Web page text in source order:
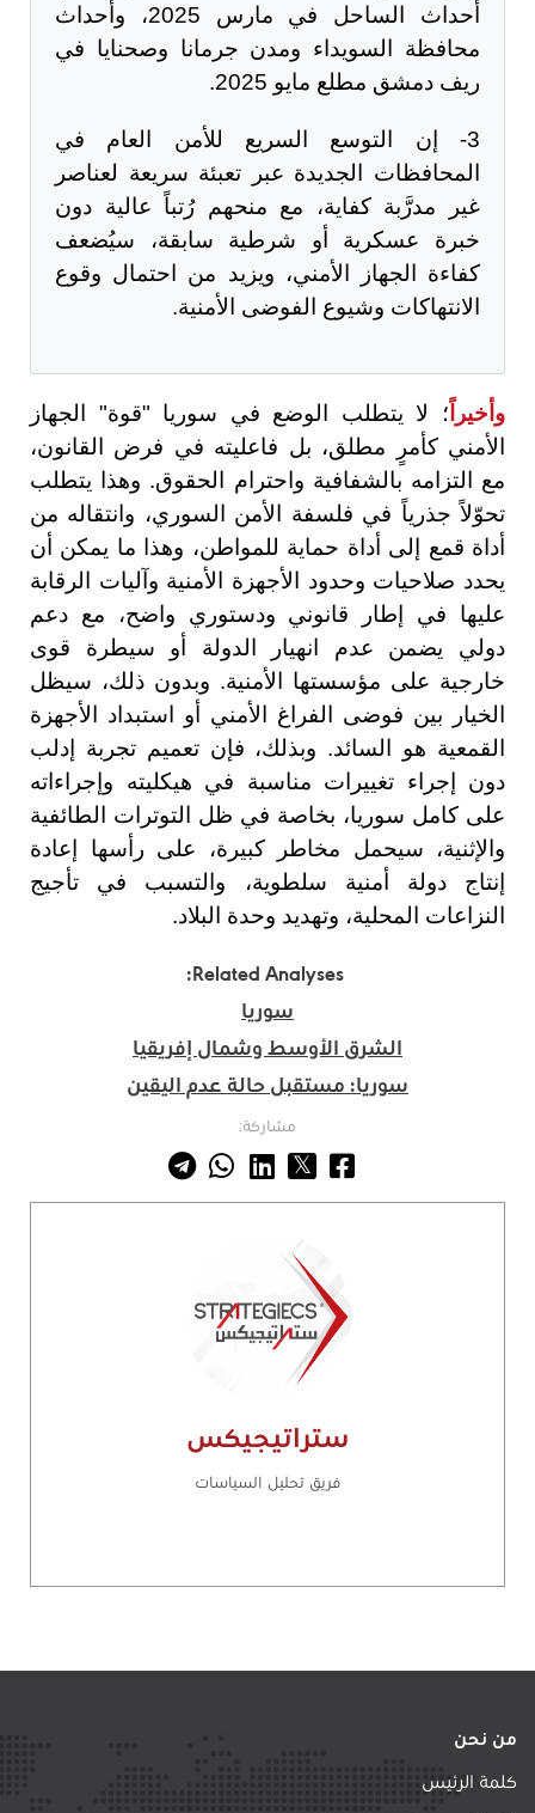
أحداث الساحل في مارس 2025، وأحداث
محافظة السويداء ومدن جرمانا وصحنايا في
ريف دمشق مطلع مايو 2025.
3- إن التوسع السريع للأمن العام في
المحافظات الجديدة عبر تعبئة سريعة لعناصر
غير مدرَّبة كفاية، مع منحهم رُتباً عالية دون
خبرة عسكرية أو شرطية سابقة، سيُضعف
كفاءة الجهاز الأمني، ويزيد من احتمال وقوع
الانتهاكات وشيوع الفوضى الأمنية.
وأخيراً ؛ لا يتطلب الوضع في سوريا "قوة" الجهاز
الأمني كأمرٍ مطلق، بل فاعليته في فرض القانون،
مع التزامه بالشفافية واحترام الحقوق. وهذا يتطلب
تحوّلاً جذرياً في فلسفة الأمن السوري، وانتقاله من
أداة قمع إلى أداة حماية للمواطن، وهذا ما يمكن أن
يحدد صلاحيات وحدود الأجهزة الأمنية وآليات الرقابة
عليها في إطار قانوني ودستوري واضح، مع دعم
دولي يضمن عدم انهيار الدولة أو سيطرة قوى
خارجية على مؤسستها الأمنية. وبدون ذلك، سيظل
الخيار بين فوضى الفراغ الأمني أو استبداد الأجهزة
القمعية هو السائد. وبذلك، فإن تعميم تجربة إدلب
دون إجراء تغييرات مناسبة في هيكليته وإجراءاته
على كامل سوريا، بخاصة في ظل التوترات الطائفية
والإثنية، سيحمل مخاطر كبيرة، على رأسها إعادة
إنتاج دولة أمنية سلطوية، والتسبب في تأجيج
النزاعات المحلية، وتهديد وحدة البلاد.
Related Analyses:
سوريا
الشرق الأوسط وشمال إفريقيا
سوريا: مستقبل حالة عدم اليقين
مشاركة:
ستراتيجيكس
فريق تحليل السياسات
من نحن
كلمة الرئيس